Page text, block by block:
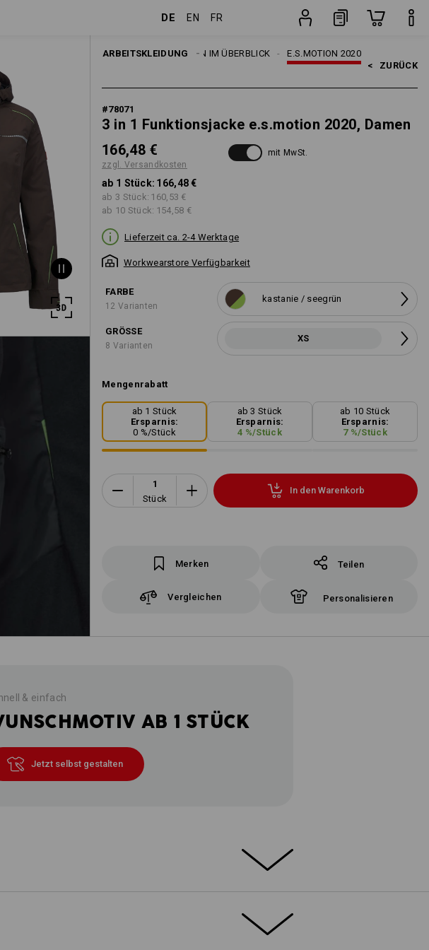
DE EN FR
ARBEITSKLEIDUNG E.S.MOTION 2020
E.S. KOLLEKTIONEN IM ÜBERBLICK
THEMEN
< ZURÜCK
#78071
3 in 1 Funktionsjacke e.s.motion 2020, Damen
166,48 €
zzgl. Versandkosten
mit MwSt.
ab 1 Stück: 166,48 €
ab 3 Stück: 160,53 €
ab 10 Stück: 154,58 €
Lieferzeit ca. 2-4 Werktage
Workwearstore Verfügbarkeit
FARBE
12 Varianten
kastanie / seegrün
GRÖSSE
8 Varianten
XS
Mengenrabatt
ab 1 Stück
Ersparnis:
0 %/Stück
ab 3 Stück
Ersparnis:
4 %/Stück
ab 10 Stück
Ersparnis:
7%/Stück
Stück
In den Warenkorb
Merken Teilen
Vergleichen Personalisieren
& einfach
AB 1 STÜCK
Jetzt selbst gestalten
& kalt, vereinzelt fällt Regen oder auch Schnee – Wenn das